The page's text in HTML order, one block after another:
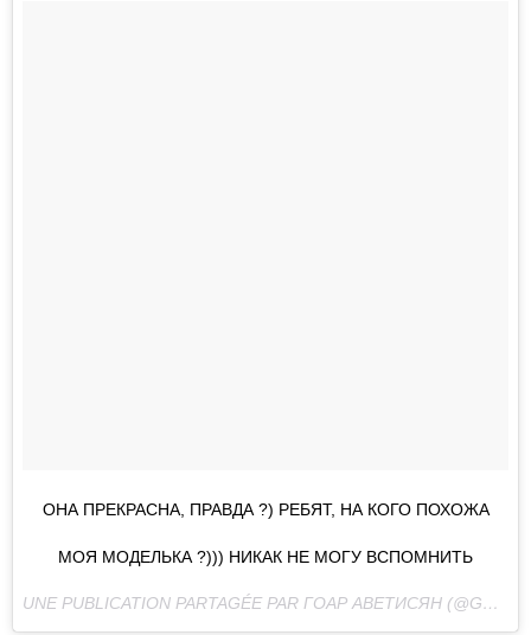
ОНА ПРЕКРАСНА, ПРАВДА ?) РЕБЯТ, НА КОГО ПОХОЖА
МОЯ МОДЕЛЬКА ?))) НИКАК НЕ МОГУ ВСПОМНИТЬ
UNE PUBLICATION PARTAGÉE PAR ГОАР АВЕТИСЯН (@GOAR_AVETISYAN) LE